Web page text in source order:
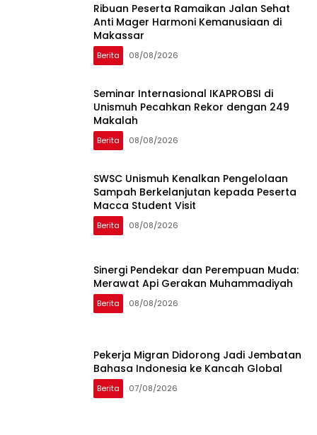
Ribuan Peserta Ramaikan Jalan Sehat
Anti Mager Harmoni Kemanusiaan di
Makassar
Berita 08/08/2026
Seminar Internasional IKAPROBSI di
Unismuh Pecahkan Rekor dengan 249
Makalah
Berita 08/08/2026
SWSC Unismuh Kenalkan Pengelolaan
Sampah Berkelanjutan kepada Peserta
Macca Student Visit
Berita 08/08/2026
Sinergi Pendekar dan Perempuan Muda:
Merawat Api Gerakan Muhammadiyah
Berita 08/08/2026
Pekerja Migran Didorong Jadi Jembatan
Bahasa Indonesia ke Kancah Global
Berita 07/08/2026